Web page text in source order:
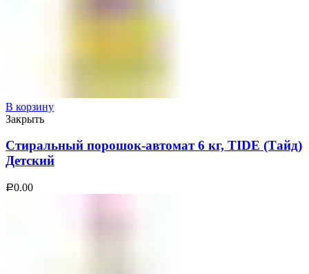
В корзину
Закрыть
Стиральный порошок-автомат 6 кг, TIDE (Тайд)
Детский
Р0.00